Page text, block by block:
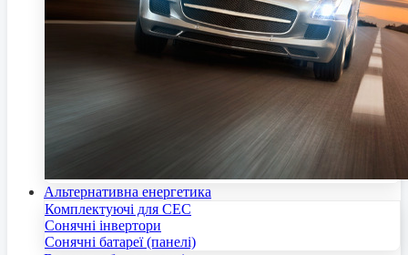
Альтернативна енергетика
Комплектуючі для СЕС
Сонячні інвертори
Сонячні батареї (панелі)